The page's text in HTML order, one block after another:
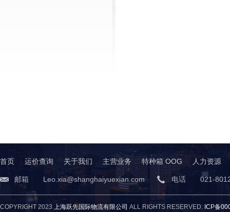
首页 运价查询 关于我们 主营业务 特种箱 OOG 人力资源
邮箱 Leo.xia@shanghaiyuexian.com 电话 021-
COPYRIGHT 2023 上海跃先国际物流有限公司 ALL RIGHTS RESERVED. ICP备